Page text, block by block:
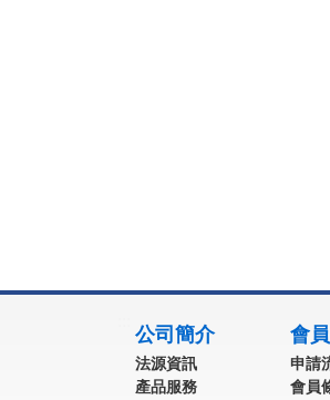
公司簡介
法源資訊
產品服務
會
申請
會員